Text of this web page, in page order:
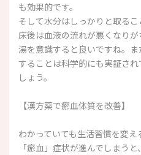
も効果的です。
そして水分はしっかりと取る
床後は血液の流れが悪くなり
湯を意識すると良いですね。
することは科学的にも実証さ
しょう。
【漢方薬で瘀血体質を改善】
わかっていても生活習慣を変
「瘀血」症状が進んでしまうと、